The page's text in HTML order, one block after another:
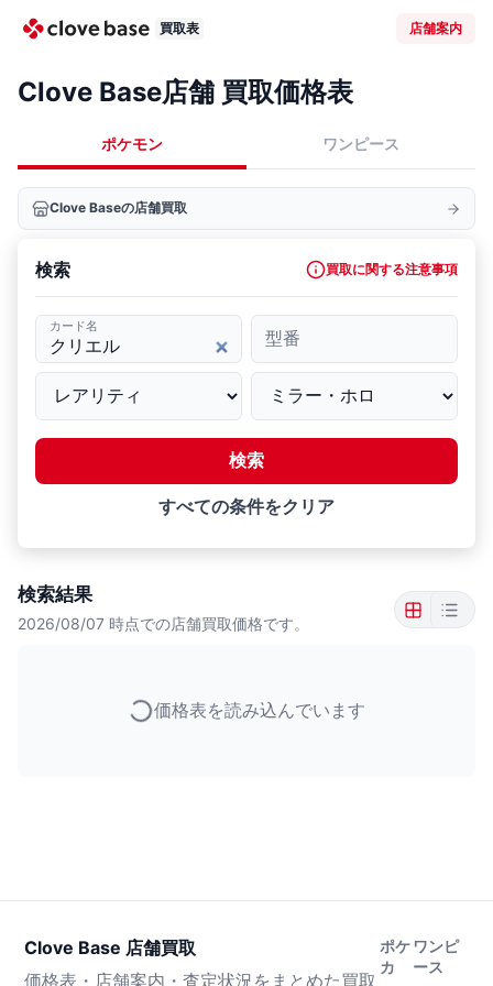
買取表 店舗案内
Clove Base店舗 買取価格表
ポケモン ワンピース
Clove Baseの店舗買取
検索 買取に関する注意事項
カード名
型番
検索
すべての条件をクリア
検索結果
2026/08/07 時点での店舗買取価格です。
価格表を読み込んでいます
Clove Base 店舗買取
価格表・店舗案内・査定状況をまとめた買取
ポケ
カ
ワンピ
ース